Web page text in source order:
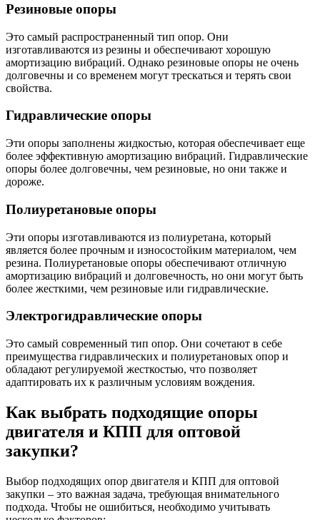
Резиновые опоры
Это самый распространенный тип опор. Они
изготавливаются из резины и обеспечивают хорошую
амортизацию вибраций. Однако резиновые опоры не очень
долговечны и со временем могут трескаться и терять свои
свойства.
Гидравлические опоры
Эти опоры заполнены жидкостью, которая обеспечивает еще
более эффективную амортизацию вибраций. Гидравлические
опоры более долговечны, чем резиновые, но они также и
дороже.
Полиуретановые опоры
Эти опоры изготавливаются из полиуретана, который
является более прочным и износостойким материалом, чем
резина. Полиуретановые опоры обеспечивают отличную
амортизацию вибраций и долговечность, но они могут быть
более жесткими, чем резиновые или гидравлические.
Электрогидравлические опоры
Это самый современный тип опор. Они сочетают в себе
преимущества гидравлических и полиуретановых опор и
обладают регулируемой жесткостью, что позволяет
адаптировать их к различным условиям вождения.
Как выбрать подходящие опоры
двигателя и КПП для оптовой
закупки?
Выбор подходящих опор двигателя и КПП для оптовой
закупки – это важная задача, требующая внимательного
подхода. Чтобы не ошибиться, необходимо учитывать